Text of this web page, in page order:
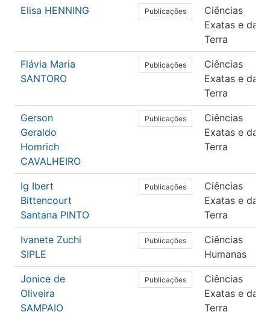
Elisa HENNING Publicações
Ciências
Exatas e da
Terra
Flávia Maria
SANTORO
Publicações
Ciências
Exatas e da
Terra
Gerson
Geraldo
Homrich
CAVALHEIRO
Publicações
Ciências
Exatas e da
Terra
Ig Ibert
Bittencourt
Santana PINTO
Publicações
Ciências
Exatas e da
Terra
Ivanete Zuchi
SIPLE
Publicações
Ciências
Humanas
Jonice de
Oliveira
SAMPAIO
Publicações
Ciências
Exatas e da
Terra